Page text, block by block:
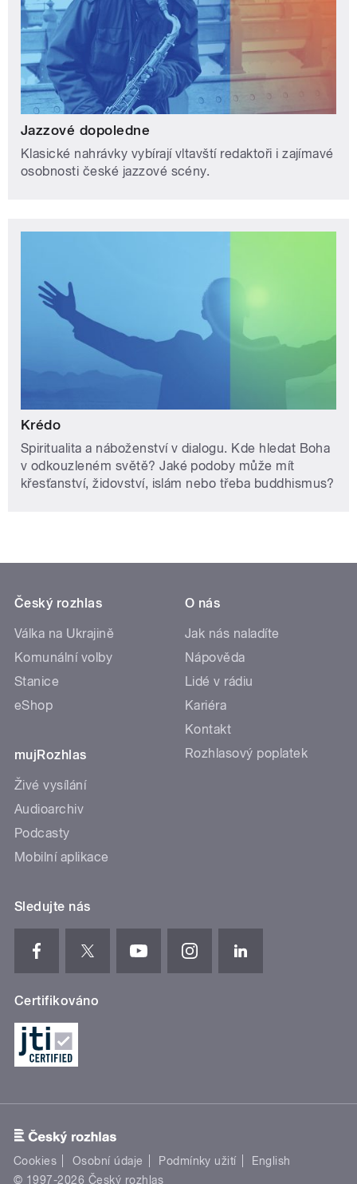
Jazzové dopoledne
Klasické nahrávky vybírají vltavští redaktoři i zajímavé
osobnosti české jazzové scény.
Krédo
Spiritualita a náboženství v dialogu. Kde hledat Boha
v odkouzleném světě? Jaké podoby může mít
křesťanství, židovství, islám nebo třeba buddhismus?
Český rozhlas
Válka na Ukrajině
Komunální volby
Stanice
eShop
mujRozhlas
Živé vysílání
Audioarchiv
Podcasty
Mobilní aplikace
O nás
Jak nás naladíte
Nápověda
Lidé v rádiu
Kariéra
Kontakt
Rozhlasový poplatek
Sledujte nás
Certifikováno
Cookies Osobní údaje Podmínky užití
English
© 1997-2026 Český rozhlas